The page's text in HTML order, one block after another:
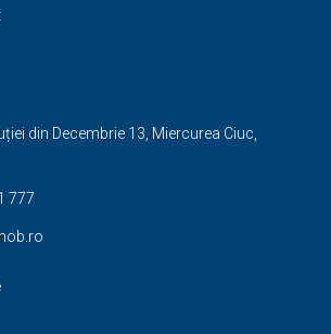
din Decembrie 13, Miercurea Ciuc,
777